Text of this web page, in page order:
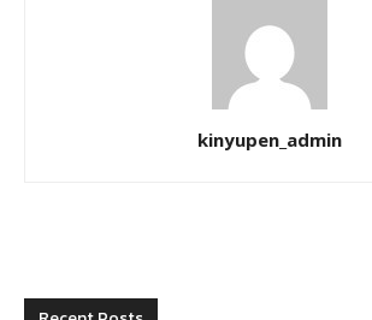
kinyupen_admin